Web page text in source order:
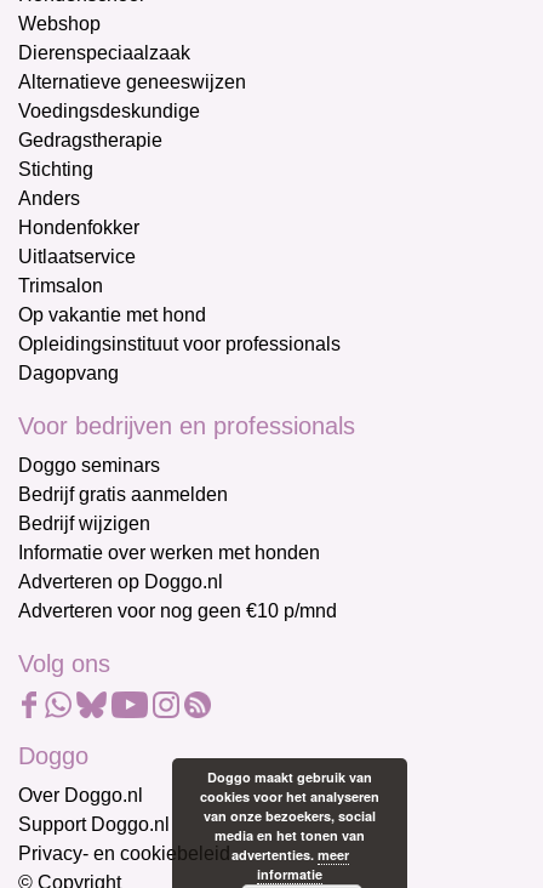
Webshop
Dierenspeciaalzaak
Alternatieve geneeswijzen
Voedingsdeskundige
Gedragstherapie
Stichting
Anders
Hondenfokker
Uitlaatservice
Trimsalon
Op vakantie met hond
Opleidingsinstituut voor professionals
Dagopvang
Voor bedrijven en professionals
Doggo seminars
Bedrijf gratis aanmelden
Bedrijf wijzigen
Informatie over werken met honden
Adverteren op Doggo.nl
Adverteren voor nog geen €10 p/mnd
Volg ons
Doggo
Over Doggo.nl
Support Doggo.nl
Privacy- en cookiebeleid
© Copyright
Doggo maakt gebruik van
cookies voor het analyseren
van onze bezoekers, social
media en het tonen van
advertenties. meer
informatie